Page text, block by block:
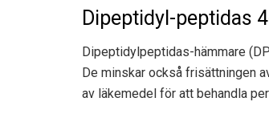
Dipeptidyl-peptidas
Dipeptidylpeptidas-hämmare
De minskar också frisättningen
av läkemedel för att behandla